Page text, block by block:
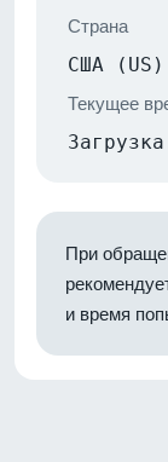
Страна
США (US)
Текущее
При
и время